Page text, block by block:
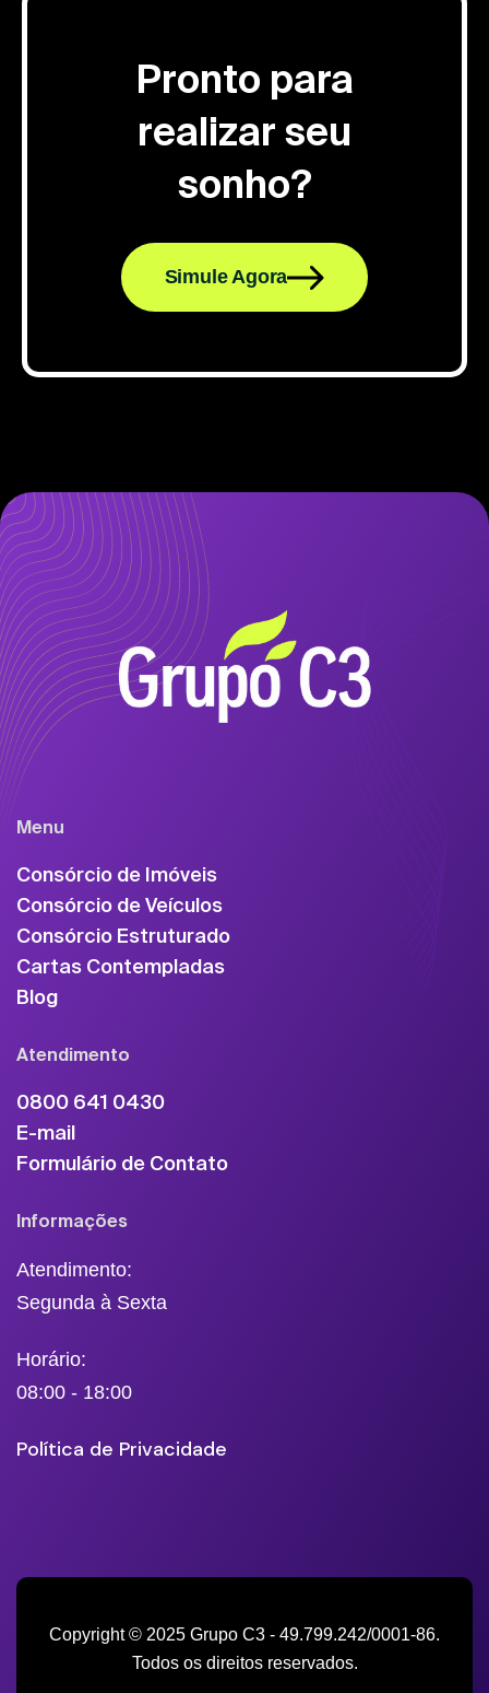
Pronto para
realizar seu
sonho?
Simule Agora
Menu
Consórcio de Imóveis
Consórcio de Veículos
Consórcio Estruturado
Cartas Contempladas
Blog
Atendimento
0800 641 0430
E-mail
Formulário de Contato
Informações
Atendimento:
Segunda à Sexta
Horário:
08:00 - 18:00
Política de Privacidade
Copyright © 2025 Grupo C3 - 49.799.242/0001-86.
Todos os direitos reservados.